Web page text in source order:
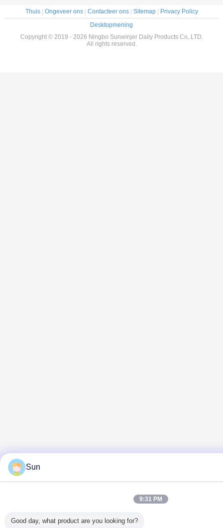
Thuis| Ongeveer ons| Contacteer ons| Sitemap| Privacy Policy
Desktopmening
Copyright © 2019 - 2026 Ningbo Sunwinjer Daily Products Co,.LTD.
All rights reserved.
Sun
9:31 PM
Good day, what product are you looking for?